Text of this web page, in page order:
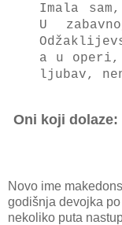
Imala
U
a u operi,
ljubav,
Oni koji
Novo ime
godišnja devojka
nekoliko puta